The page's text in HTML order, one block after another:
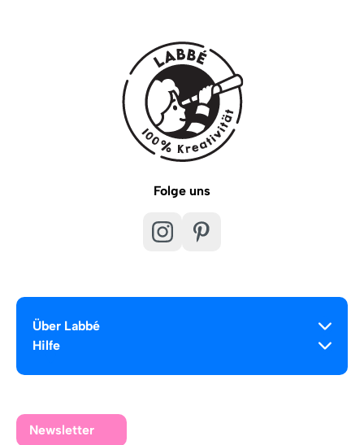
Folge uns
Über Labbé
Hilfe
Newsletter